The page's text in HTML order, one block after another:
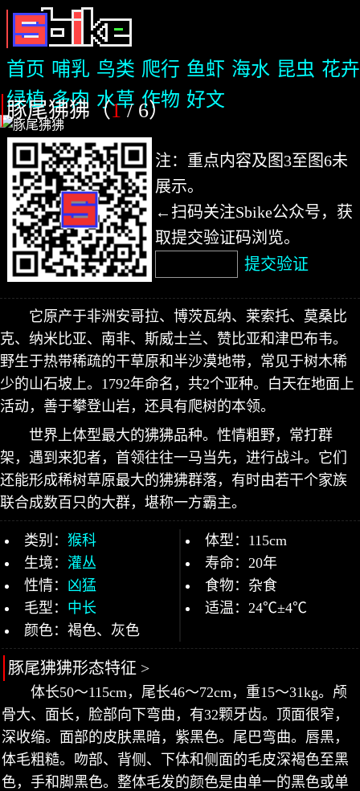
首页 哺乳 鸟类 爬行 鱼虾 海水 昆虫 花卉
绿植 多肉 水草 作物 好文
豚尾狒狒（1/ 6）
注：重点内容及图3至图6未
展示。
←扫码关注Sbike公众号，获
取提交验证码浏览。
提交验证
它原产于非洲安哥拉、博茨瓦纳、莱索托、莫桑比
克、纳米比亚、南非、斯威士兰、赞比亚和津巴布韦。
野生于热带稀疏的干草原和半沙漠地带，常见于树木稀
少的山石坡上。1792年命名，共2个亚种。白天在地面上
活动，善于攀登山岩，还具有爬树的本领。
世界上体型最大的狒狒品种。性情粗野，常打群
架，遇到来犯者，首领往往一马当先，进行战斗。它们
还能形成稀树草原最大的狒狒群落，有时由若干个家族
联合成数百只的大群，堪称一方霸主。
类别： 猴科
生境： 灌丛
性情： 凶猛
毛型： 中长
颜色：褐色、灰色
体型：115cm
寿命：20年
食物：杂食
适温：24℃±4℃
豚尾狒狒形态特征 >
体长50～115cm，尾长46～72cm，重15～31kg。颅
骨大、面长，脸部向下弯曲，有32颗牙齿。顶面很窄，
深收缩。面部的皮肤黑暗，紫黑色。尾巴弯曲。唇黑，
体毛粗糙。吻部、背侧、下体和侧面的毛皮深褐色至黑
色，手和脚黑色。整体毛发的颜色是由单一的黑色或单